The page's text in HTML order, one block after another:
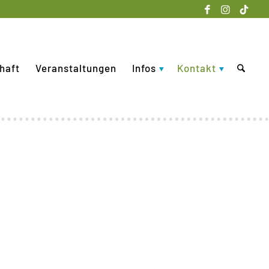
Veranstaltungen Infos Kontakt